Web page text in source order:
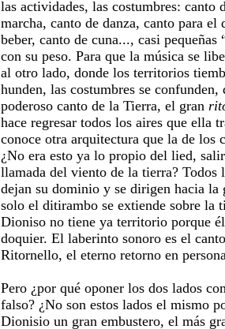
las actividades, las costumbres: canto
marcha, canto de danza, canto para el
beber, canto de cuna..., casi pequeñas
con su peso. Para que la música se
al otro lado, donde los territorios
hunden, las costumbres se confunden,
poderoso canto de la Tierra, el gran
hace regresar todos los aires que ella
conoce otra arquitectura que la de los
¿No era esto ya lo propio del lied,
llamada del viento de la tierra? Todos
dejan su dominio y se dirigen hacia la
solo el ditirambo se extiende sobre la
Dioniso no tiene ya territorio porque
doquier. El laberinto sonoro es el
Ritornello, el eterno retorno en
Pero ¿por qué oponer los dos lados
falso? ¿No son estos lados el mismo
Dionisio un gran embustero, el más